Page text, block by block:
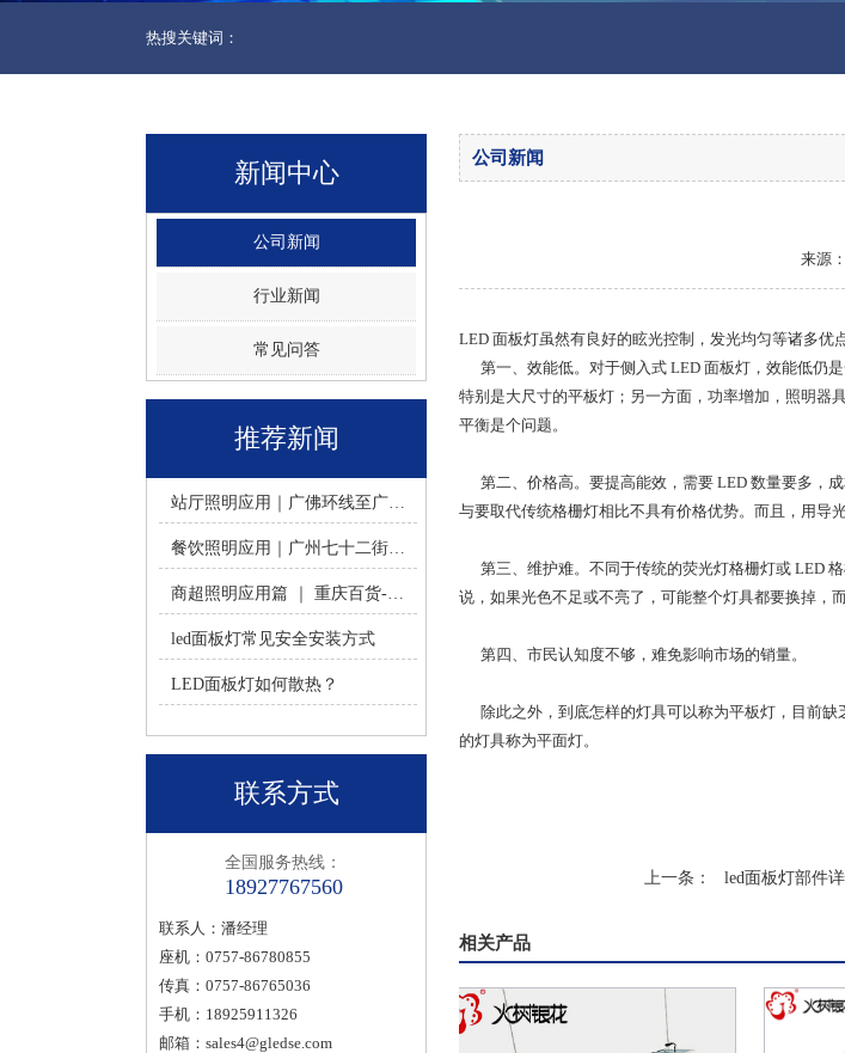
热搜关键词：
新闻中心
公司新闻
行业新闻
常见问答
推荐新闻
站厅照明应用｜广佛环线至广州南站 -佛山火树银花照明
餐饮照明应用｜广州七十二街道餐饮连锁-佛山火树银花照明
商超照明应用篇 ｜ 重庆百货-佛山火树银花照明合作历程
led面板灯常见安全安装方式
LED面板灯如何散热？
联系方式
全国服务热线：
18927767560
联系人：潘经理
座机：0757-86780855
传真：0757-86765036
手机：18925911326
邮箱： sales4@gledse.com
公司新闻
来源
LED 面板灯虽然有良好的眩光控制，发光均匀等诸多优
第一、效能低。对于侧入式 LED 面板灯 ，效能低仍
特别是大尺寸的平板灯；另一方面，功率增加，照明器
平衡是个问题。
第二、价格高。要提高能效，需要 LED 数量要多，
与要取代传统格栅灯相比不具有价格优势。而且，用导
第三、维护难。不同于传统的荧光灯格栅灯或 LED
说，如果光色不足或不亮了，可能整个灯具都要换掉，
第四、市民认知度不够，难免影响市场的销量。
除此之外，到底怎样的灯具可以称为平板灯，目前缺
的灯具称为平面灯。
上一条： led面板灯部件
相关产品